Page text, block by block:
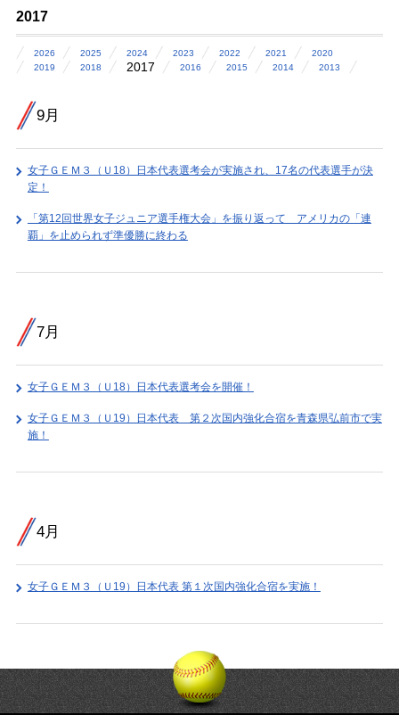
2017
2026 2025 2024 2023 2022 2021
2020
2019
2018 2017 2016 2015 2014 2013
9月
女子ＧＥＭ３（Ｕ18）日本代表選考会が実施され、17名の代表選手が決
定！
「第12回世界女子ジュニア選手権大会」を振り返って アメリカの「連
覇」を止められず準優勝に終わる
7月
女子ＧＥＭ３（Ｕ18）日本代表選考会を開催！
女子ＧＥＭ３（Ｕ19）日本代表 第２次国内強化合宿を青森県弘前市で実
施！
4月
女子ＧＥＭ３（Ｕ19）日本代表 第１次国内強化合宿を実施！